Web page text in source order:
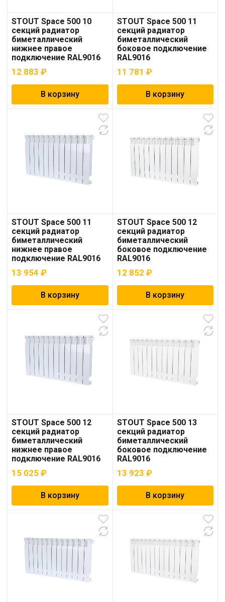
STOUT Space 500 10
секций радиатор
биметаллический
нижнее правое
подключение RAL9016
12 883 ₽
В корзину
STOUT Space 500 11
секций радиатор
биметаллический
боковое подключение
RAL9016
11 781 ₽
В корзину
STOUT Space 500 11
секций радиатор
биметаллический
нижнее правое
подключение RAL9016
13 954 ₽
В корзину
STOUT Space 500 12
секций радиатор
биметаллический
боковое подключение
RAL9016
12 852 ₽
В корзину
STOUT Space 500 12
секций радиатор
биметаллический
нижнее правое
подключение RAL9016
15 025 ₽
В корзину
STOUT Space 500 13
секций радиатор
биметаллический
боковое подключение
RAL9016
13 923 ₽
В корзину